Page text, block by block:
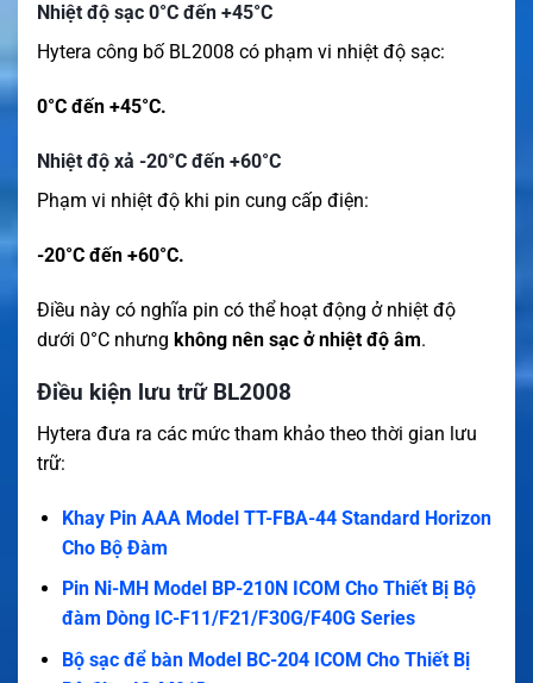
Nhiệt độ sạc 0°C đến +45°C
Hytera công bố BL2008 có phạm vi nhiệt độ sạc:
0°C đến +45°C.
Nhiệt độ xả -20°C đến +60°C
Phạm vi nhiệt độ khi pin cung cấp điện:
-20°C đến +60°C.
Điều này có nghĩa pin có thể hoạt động ở nhiệt độ
dưới 0°C nhưng không nên sạc ở nhiệt độ âm.
Điều kiện lưu trữ BL2008
Hytera đưa ra các mức tham khảo theo thời gian lưu
trữ:
Khay Pin AAA Model TT-FBA-44 Standard Horizon
Cho Bộ Đàm
Pin Ni-MH Model BP-210N ICOM Cho Thiết Bị Bộ
đàm Dòng IC-F11/F21/F30G/F40G Series
Bộ sạc để bàn Model BC-204 ICOM Cho Thiết Bị